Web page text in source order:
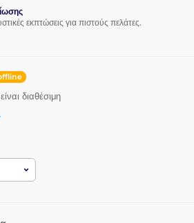
εκπτώσεις για πιστούς πελάτες.
διαθέσιμη